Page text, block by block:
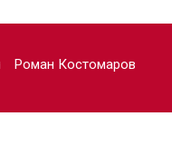
Роман Костомаров